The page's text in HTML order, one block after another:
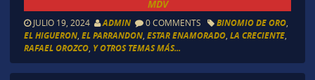
MDV
JULIO 19, 2024 ADMIN 0 COMMENTS BINOMIO DE ORO,
EL HIGUERON, EL PARRANDON, ESTAR ENAMORADO, LA CRECIENTE,
RAFAEL OROZCO, Y OTROS TEMAS MÁS...